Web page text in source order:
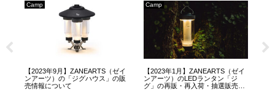
【2023年1月】ZANEARTS（ゼイ
ンアーツ）のLEDランタン「ジ
グ」の再販・再入荷・抽選販売に
ARC'TERYX
【ARC’TERYX】アークテリクス
正規取扱店・販売店のオンライン
ストアURLのまとめ